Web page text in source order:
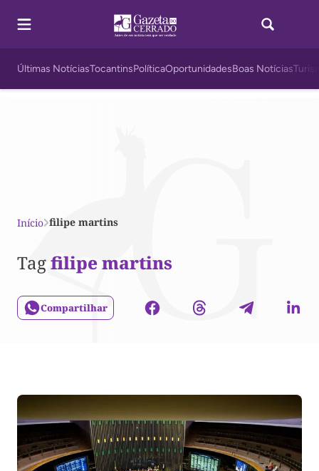
Últimas NotíciasTocantinsPolíticaOportunidadesBoas Notícias
Início filipe martins
Tagfilipe martins
Compartilhar